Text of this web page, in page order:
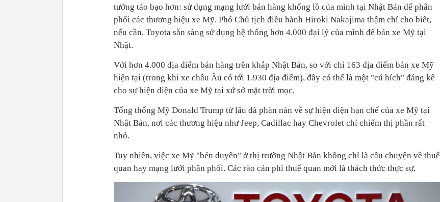
tưởng táo bạo hơn: sử dụng mạng lưới bán hàng khổng lồ của mình tại Nhật Bản để phân
phối các thương hiệu xe Mỹ. Phó Chủ tịch điều hành Hiroki Nakajima thậm chí cho biết,
nếu cần, Toyota sẵn sàng sử dụng hệ thống hơn 4.000 đại lý của mình để bán xe Mỹ tại
Nhật.
Với hơn 4.000 địa điểm bán hàng trên khắp Nhật Bản, so với chỉ 163 địa điểm bán xe Mỹ
hiện tại (trong khi xe châu Âu có tới 1.930 địa điểm), đây có thể là một "cú hích" đáng kể
cho sự hiện diện của xe Mỹ tại xứ sở mặt trời mọc.
Tổng thống Mỹ Donald Trump từ lâu đã phàn nàn về sự hiện diện hạn chế của xe Mỹ tại
Nhật Bản, nơi các thương hiệu như Jeep, Cadillac hay Chevrolet chỉ chiếm thị phần rất
nhỏ.
Tuy nhiên, việc xe Mỹ "bén duyên" ở thị trường Nhật Bản không chỉ là câu chuyện về thuế
quan hay mạng lưới phân phối. Các rào cản phi thuế quan mới là thách thức thực sự.